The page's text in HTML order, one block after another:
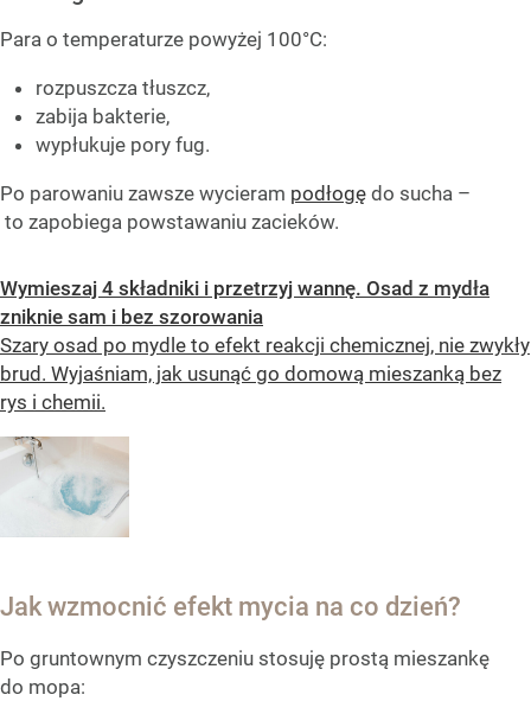
Para o temperaturze powyżej 100°C:
rozpuszcza tłuszcz,
zabija bakterie,
wypłukuje pory fug.
Po parowaniu zawsze wycieram podłogę do sucha –
to zapobiega powstawaniu zacieków.
Wymieszaj 4 składniki i przetrzyj wannę. Osad z mydła
zniknie sam i bez szorowania
Szary osad po mydle to efekt reakcji chemicznej, nie zwykły
brud. Wyjaśniam, jak usunąć go domową mieszanką bez
rys i chemii.
Jak wzmocnić efekt mycia na co dzień?
Po gruntownym czyszczeniu stosuję prostą mieszankę
do mopa: